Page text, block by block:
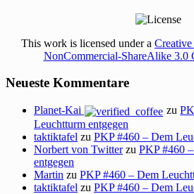
This work is licensed under a
NonCommercial-ShareAlike 3.0
Neueste Kommentare
Planet-Kai zu
Leuchtturm entgegen
taktiktafel zu PKP #460 – Dem
Norbert von Twitterzu PKP #460
entgegen
Martin zu PKP #460 – Dem
taktiktafel zu PKP #460 – Dem